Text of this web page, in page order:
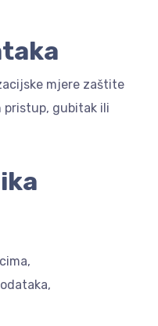
mjere zaštite
pristup, gubitak ili